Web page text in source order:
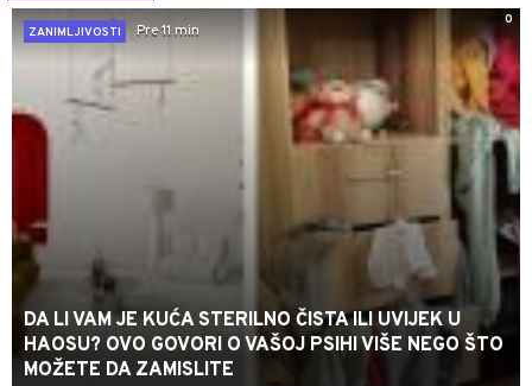
0
ZANIMLJIVOSTI
Pre 11 min
DA LI VAM JE KUĆA STERILNO ČISTA ILI UVIJEK U
HAOSU? OVO GOVORI O VAŠOJ PSIHI VIŠE NEGO ŠTO
MOŽETE DA ZAMISLITE